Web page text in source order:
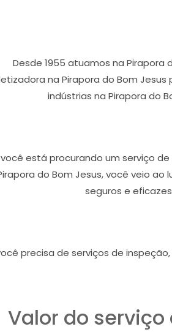
Desde 1955 atuamos na
na Pirapora do Bom
indústrias na Pirapora do
está procurando um serviço
do Bom Jesus, você veio
seguros e
precisa de serviços de
Valor do serviço